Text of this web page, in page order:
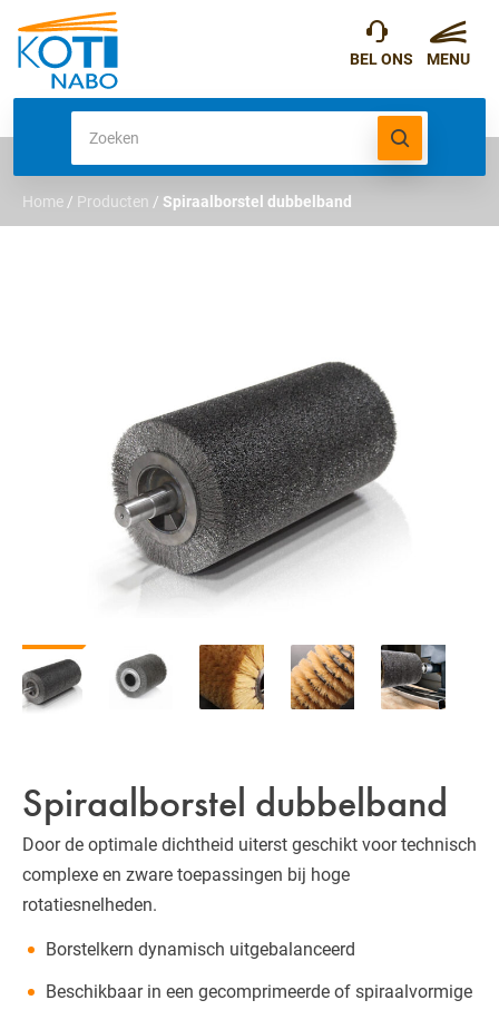
Home / Producten / Spiraalborstel dubbelband
Spiraalborstel dubbelband
Door de optimale dichtheid uiterst geschikt voor technisch
complexe en zware toepassingen bij hoge
rotatiesnelheden.
Borstelkern dynamisch uitgebalanceerd
Beschikbaar in een gecomprimeerde of spiraalvormige